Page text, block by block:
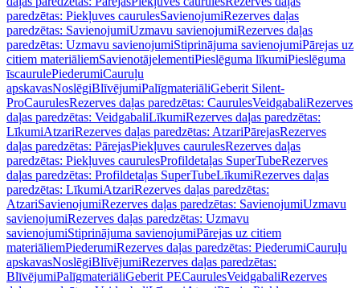
paredzētas: Piekļuves caurulesSavienojumiRezerves daļas
paredzētas: SavienojumiUzmavu savienojumiRezerves daļas
paredzētas: Uzmavu savienojumiStiprinājuma savienojumiPārejas uz
citiem materiāliemSavienotājelementiPieslēguma līkumiPieslēguma
īscaurulePiederumiCauruļu
apskavasNoslēgiBlīvējumiPalīgmateriāliGeberit Silent-
ProCaurulesRezerves daļas paredzētas: CaurulesVeidgabaliRezerves
daļas paredzētas: VeidgabaliLīkumiRezerves daļas paredzētas:
LīkumiAtzariRezerves daļas paredzētas: AtzariPārejasRezerves
daļas paredzētas: PārejasPiekļuves caurulesRezerves daļas
paredzētas: Piekļuves caurulesProfildetaļas SuperTubeRezerves
daļas paredzētas: Profildetaļas SuperTubeLīkumiRezerves daļas
paredzētas: LīkumiAtzariRezerves daļas paredzētas:
AtzariSavienojumiRezerves daļas paredzētas: SavienojumiUzmavu
savienojumiRezerves daļas paredzētas: Uzmavu
savienojumiStiprinājuma savienojumiPārejas uz citiem
materiāliemPiederumiRezerves daļas paredzētas: PiederumiCauruļu
apskavasNoslēgiBlīvējumiRezerves daļas paredzētas:
BlīvējumiPalīgmateriāliGeberit PECaurulesVeidgabaliRezerves